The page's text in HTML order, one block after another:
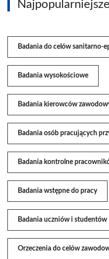
Badania do celów sanitarno-
Badania wysokościowe
Badania kierowców
Badania osób pracujących
Badania kontrolne
Badania wstępne do pracy
Badania uczniów i studentów
Orzeczenia do celów